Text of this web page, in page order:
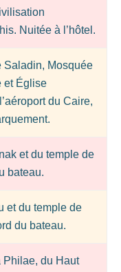
Nuitée à l’hôtel.
Saladin, Mosquée
et Église
du Caire,
et du temple de
bateau.
et du temple de
du bateau.
Philae, du Haut